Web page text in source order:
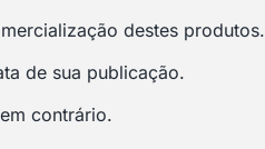
destes produtos.
de sua publicação.
contrário.